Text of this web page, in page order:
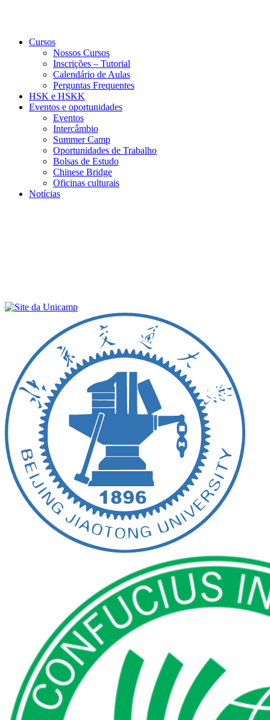
Cursos
Nossos Cursos
Inscrições – Tutorial
Calendário de Aulas
Perguntas Frequentes
HSK e HSKK
Eventos e oportunidades
Eventos
Intercâmbio
Summer Camp
Oportunidades de Trabalho
Bolsas de Estudo
Chinese Bridge
Oficinas culturais
Notícias